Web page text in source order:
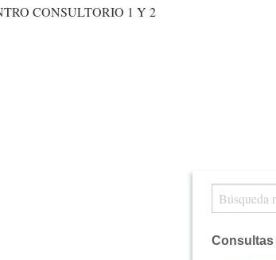
CONSULTORIO 1 Y 2
Consultas